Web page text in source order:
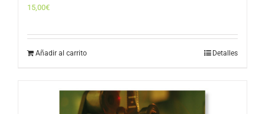
15,00€
Añadir al carrito Detalles